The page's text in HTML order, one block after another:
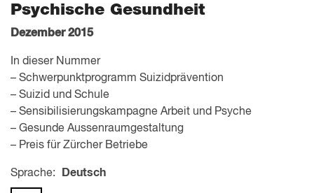
Psychische Gesundheit
Dezember 2015
In dieser Nummer
– Schwerpunktprogramm Suizidprävention
– Suizid und Schule
– Sensibilisierungskampagne Arbeit und Psyche
– Gesunde Aussenraumgestaltung
– Preis für Zürcher Betriebe
Sprache: Deutsch